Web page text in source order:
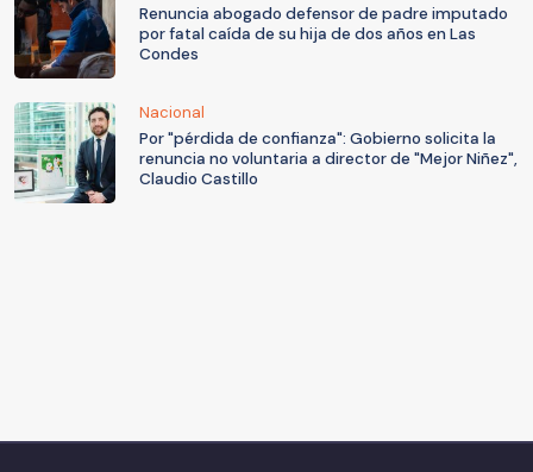
Renuncia abogado defensor de padre imputado
por fatal caída de su hija de dos años en Las
Condes
Nacional
Por "pérdida de confianza": Gobierno solicita la
renuncia no voluntaria a director de "Mejor Niñez",
Claudio Castillo